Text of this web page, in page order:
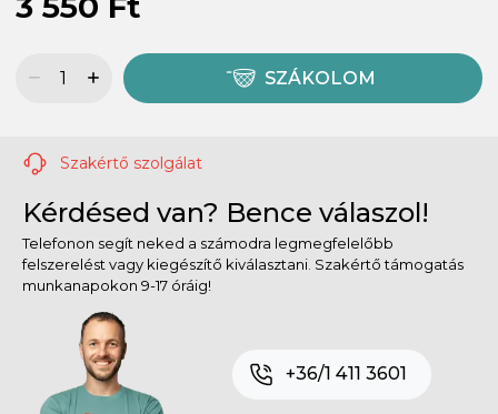
SZÁKOLOM
Szakértő szolgálat
Kérdésed van? Bence válaszol!
Telefonon segít neked a számodra legmegfelelőbb
felszerelést vagy kiegészítő kiválasztani. Szakértő támogatás
munkanapokon 9-17 óráig!
+36/1 411 3601